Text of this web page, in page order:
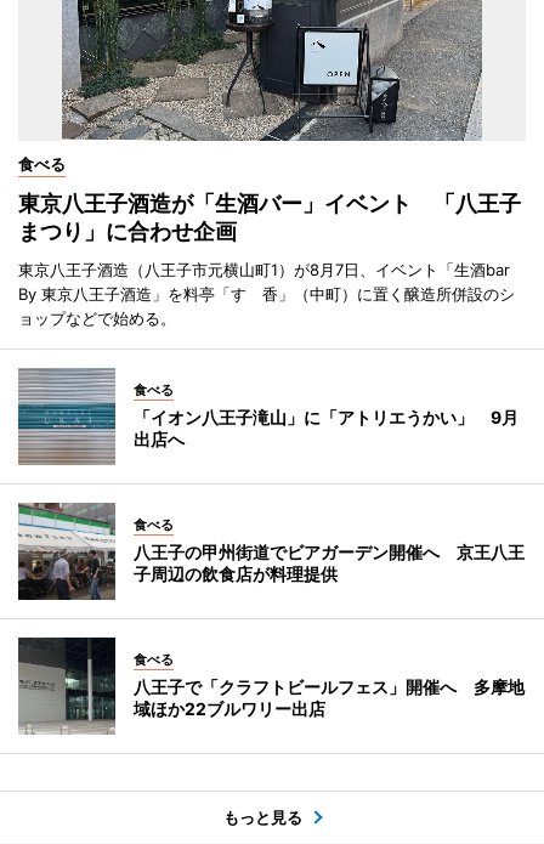
食べる
東京八王子酒造が「生酒バー」イベント 「八王子
まつり」に合わせ企画
東京八王子酒造（八王子市元横山町1）が8月7日、イベント「生酒bar
By 東京八王子酒造」を料亭「すゞ香」（中町）に置く醸造所併設のシ
ョップなどで始める。
食べる
「イオン八王子滝山」に「アトリエうかい」 9月
出店へ
食べる
八王子の甲州街道でビアガーデン開催へ 京王八王
子周辺の飲食店が料理提供
食べる
八王子で「クラフトビールフェス」開催へ 多摩地
域ほか22ブルワリー出店
もっと見る